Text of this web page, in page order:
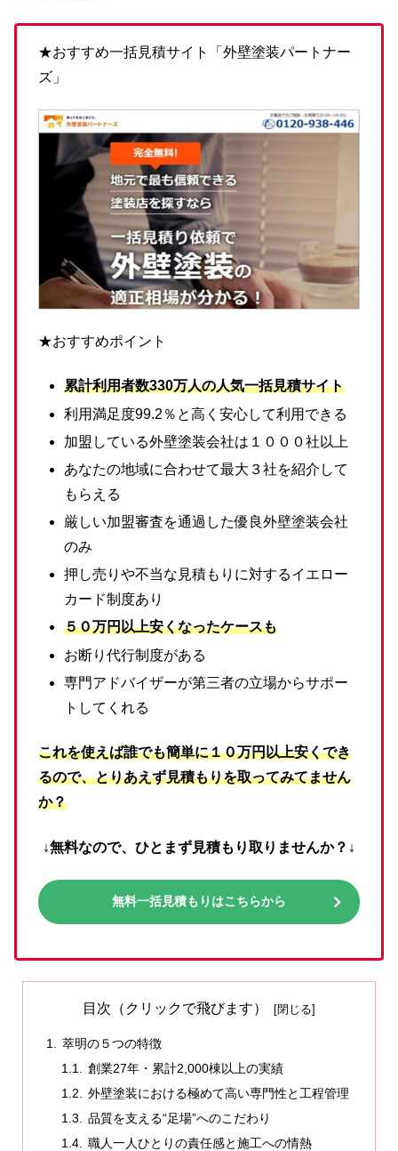
★おすすめ一括見積サイト「外壁塗装パートナー
ズ」
★おすすめポイント
累計利用者数330万人の人気一括見積サイト
利用満足度99.2％と高く安心して利用できる
加盟している外壁塗装会社は１０００社以上
あなたの地域に合わせて最大３社を紹介して
もらえる
厳しい加盟審査を通過した優良外壁塗装会社
のみ
押し売りや不当な見積もりに対するイエロー
カード制度あり
５０万円以上安くなったケースも
お断り代行制度がある
専門アドバイザーが第三者の立場からサポー
トしてくれる
これを使えば誰でも簡単に１０万円以上安くでき
るので、とりあえず見積もりを取ってみてません
か？
↓無料なので、ひとまず見積もり取りませんか？↓
無料一括見積もりはこちらから
目次（クリックで飛びます）
萃明の５つの特徴
創業27年・累計2,000棟以上の実績
外壁塗装における極めて高い専門性と工程管理
品質を支える“足場”へのこだわり
職人一人ひとりの責任感と施工への情熱